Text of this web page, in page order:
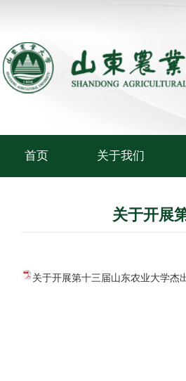
首页 关于我们
关于开展
关于开展第十三届山东农业大学杰